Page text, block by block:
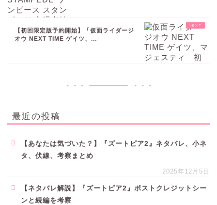
【初回限定版予約開始】「仮面ライダージ
オウ NEXT TIME ゲイツ、...
最近の投稿
【あなたは気づいた？】『ズートピア2』ネタバレ、小ネ
タ、伏線、考察まとめ
2025年12月5日
【ネタバレ解説】『ズートピア2』ポストクレジットシー
ンと続編を考察